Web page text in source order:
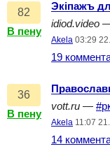
82
В пену
Экiпажъ
idiod.video
Akela 03:29
19
36
В пену
vott.ru —
Akela 11:07
14